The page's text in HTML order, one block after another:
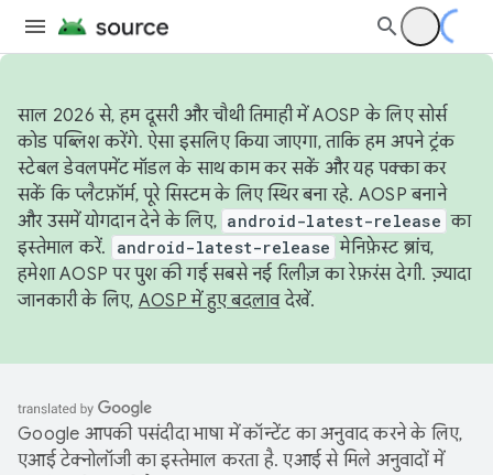
साल 2026 से, हम दूसरी और चौथी तिमाही में AOSP के लिए सोर्स
कोड पब्लिश करेंगे. ऐसा इसलिए किया जाएगा, ताकि हम अपने ट्रंक
स्टेबल डेवलपमेंट मॉडल के साथ काम कर सकें और यह पक्का कर
सकें कि प्लैटफ़ॉर्म, पूरे सिस्टम के लिए स्थिर बना रहे. AOSP बनाने
और उसमें योगदान देने के लिए, android-latest-release का
इस्तेमाल करें.
android-latest-release मेनिफ़ेस्ट ब्रांच,
हमेशा AOSP पर पुश की गई सबसे नई रिलीज़ का रेफ़रंस देगी. ज़्यादा
जानकारी के लिए, AOSP में हुए बदलावदेखें.
Google आपकी पसंदीदा भाषा में कॉन्टेंट का अनुवाद करने के लिए,
एआई टेक्नोलॉजी का इस्तेमाल करता है. एआई से मिले अनुवादों में